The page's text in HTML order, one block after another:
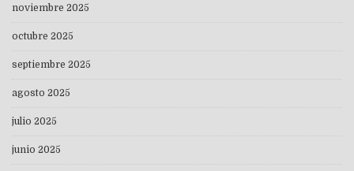
noviembre 2025
octubre 2025
septiembre 2025
agosto 2025
julio 2025
junio 2025